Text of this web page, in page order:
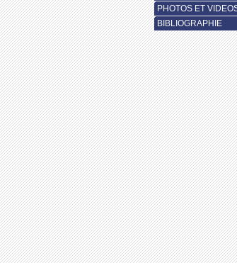
PHOTOS ET
BIBLIOGRAPHIE